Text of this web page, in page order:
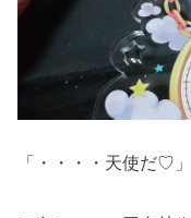
「・・・・天使だ♡」